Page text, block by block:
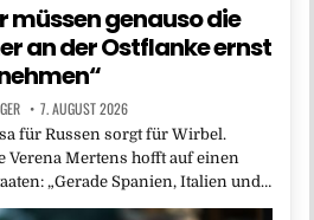
müssen genauso die
an der Ostflanke ernst
7. AUGUST 2026
für Russen sorgt für Wirbel.
Verena Mertens hofft auf einen
„Gerade Spanien, Italien und…